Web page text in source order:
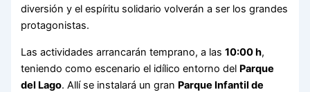
diversión y el espíritu solidario volverán a ser los grandes
protagonistas.
Las actividades arrancarán temprano, a las10:00 h,
teniendo como escenario el idílico entorno del Parque
del Lago. Allí se instalará un gran Parque Infantil de